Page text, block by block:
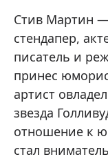
Стив Мартин
стендапер,
писатель и
принес
артист
звезда
отношение к
стал